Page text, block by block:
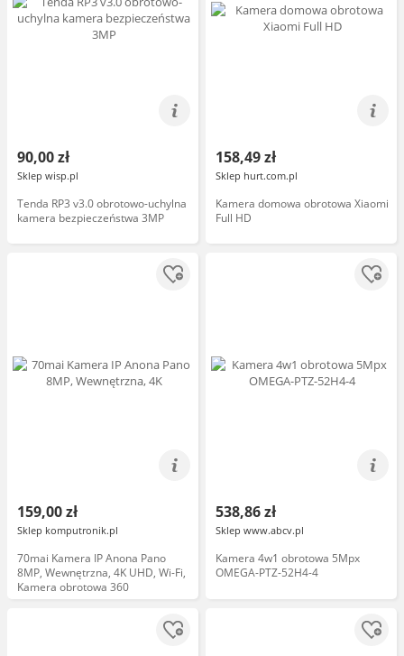
90,00 zł
Sklep wisp.pl
Tenda RP3 v3.0 obrotowo-uchylna
kamera bezpieczeństwa 3MP
158,49 zł
Sklep hurt.com.pl
Kamera domowa obrotowa Xiaomi
Full HD
159,00 zł
Sklep komputronik.pl
70mai Kamera IP Anona Pano
8MP, Wewnętrzna, 4K UHD, Wi-Fi,
Kamera obrotowa 360
538,86 zł
Sklep www.abcv.pl
Kamera 4w1 obrotowa 5Mpx
OMEGA-PTZ-52H4-4